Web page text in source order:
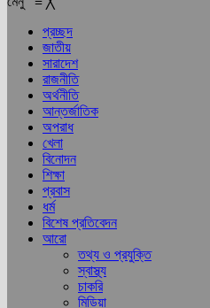
প্রচ্ছদ
জাতীয়
সারাদেশ
রাজনীতি
অর্থনীতি
আন্তর্জাতিক
অপরাধ
খেলা
বিনোদন
শিক্ষা
প্রবাস
ধর্ম
বিশেষ প্রতিবেদন
আরো
তথ্য ও প্রযুক্তি
স্বাস্থ্য
চাকরি
মিডিয়া